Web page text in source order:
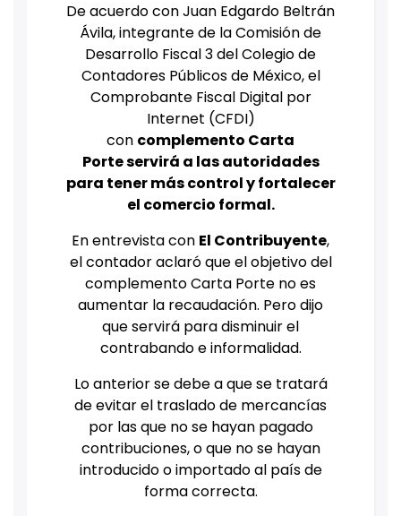
De acuerdo con Juan Edgardo Beltrán
Ávila, integrante de la Comisión de
Desarrollo Fiscal 3 del Colegio de
Contadores Públicos de México, el
Comprobante Fiscal Digital por
Internet (CFDI)
con complemento Carta
Porte servirá a las autoridades
para tener más control y fortalecer
el comercio formal.
En entrevista con El Contribuyente,
el contador aclaró que el objetivo del
complemento Carta Porte no es
aumentar la recaudación. Pero dijo
que servirá para disminuir el
contrabando e informalidad.
Lo anterior se debe a que se tratará
de evitar el traslado de mercancías
por las que no se hayan pagado
contribuciones, o que no se hayan
introducido o importado al país de
forma correcta.